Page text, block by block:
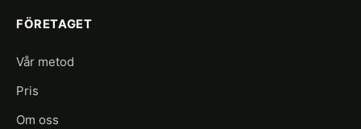
FÖRETAGET
Vår metod
Pris
Om oss